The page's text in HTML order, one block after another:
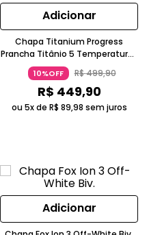
Adicionar
Chapa Titanium Progress
Prancha Titânio 5 Temperaturas
Bivolt Preta Taiff
10%OFF R$499,90
R$ 449,90
ou 5x de R$ 89,98 sem juros
Adicionar